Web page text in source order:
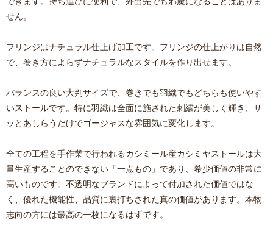
せん。
フリンジはナチュラル仕上げ加工です。フリンジの仕上がりは自然
で、巻き方によらずナチュラルなスタイルを作り出せます。
バランスの良い大判サイズで、巻きでも羽織でもどちらも使いやす
いストールです。特に羽織は全面に施された刺繍が美しく輝き、サ
ッとあしらうだけでゴージャスな雰囲気に変化します。
全ての工程を手作業で行われるカシミール産カシミヤストールは大
量生産することのできない「一点もの」であり、希少価値の非常に
高いものです。不透明なブランドによって付加された価値ではな
く、優れた機能性、品質に裏打ちされた真の価値があります。本物
志向の方には最高の一枚になるはずです。